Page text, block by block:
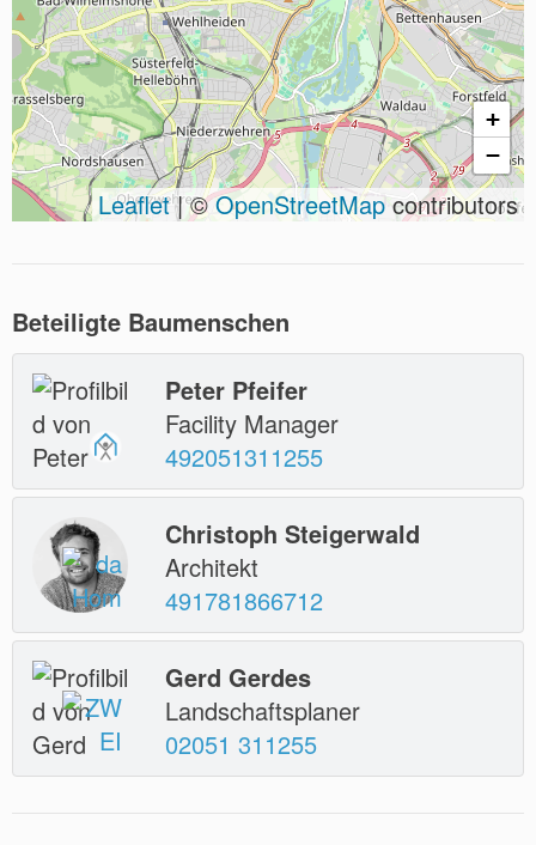
+
−
Leaflet| ©OpenStreetMapcontributors
Beteiligte Baumenschen
Peter Pfeifer
Facility Manager
492051311255
Christoph Steigerwald
Architekt
491781866712
Gerd Gerdes
Landschaftsplaner
02051 311255